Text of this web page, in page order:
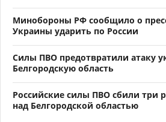
Минобороны РФ сообщило о
Украины ударить по России
Силы ПВО предотвратили атаку
Белгородскую область
Российские силы ПВО сбили три
над Белгородской областью